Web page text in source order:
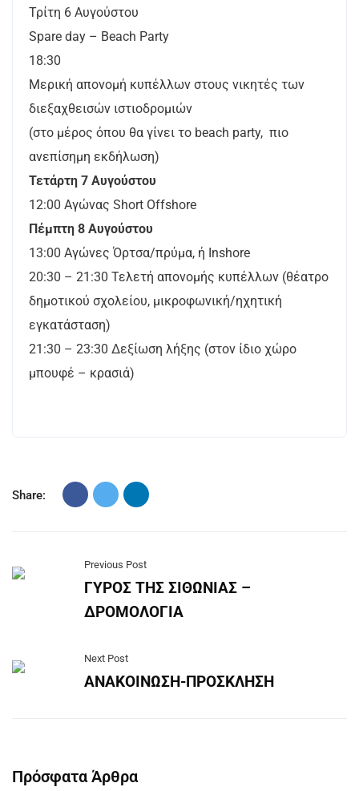
Τρίτη 6 Αυγούστου
Spare day – Beach Party
18:30
Μερική απονομή κυπέλλων στους νικητές των
διεξαχθεισών ιστιοδρομιών
(στο μέρος όπου θα γίνει το beach party, πιο
ανεπίσημη εκδήλωση)
Τετάρτη 7 Αυγούστου
12:00 Αγώνας Short Offshore
Πέμπτη 8 Αυγούστου
13:00 Αγώνες Όρτσα/πρύμα, ή Inshore
20:30 – 21:30 Τελετή απονομής κυπέλλων (θέατρο
δημοτικού σχολείου, μικροφωνική/ηχητική
εγκατάσταση)
21:30 – 23:30 Δεξίωση λήξης (στον ίδιο χώρο
μπουφέ – κρασιά)
Share:
Previous Post
ΓΥΡΟΣ ΤΗΣ ΣΙΘΩΝΙΑΣ –
ΔΡΟΜΟΛΟΓΙΑ
Next Post
ΑΝΑΚΟΙΝΩΣΗ-ΠΡΟΣΚΛΗΣΗ
Πρόσφατα Άρθρα